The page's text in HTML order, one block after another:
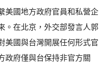
美國地方政府官員和私營企
。在北京，外交部發言人郭
美國與台灣開展任何形式官
政府僅與台保持非官方關